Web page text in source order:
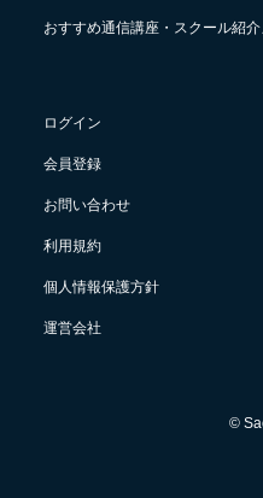
おすすめ通信講座・スクール紹
ログイン
会員登録
お問い合わせ
利用規約
個人情報保護方針
運営会社
©